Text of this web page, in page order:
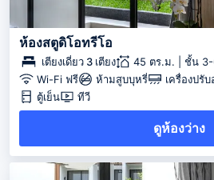
ห้องสตูดิโอทรีโอ
เตียงเดี่ยว 3 เตียง 45 ตร.ม. | ชั้น
Wi-Fi ฟรี
ห้ามสูบบุหรี่ เครื่องปรั
ตู้เย็น
ทีวี
ดูห้องว่าง